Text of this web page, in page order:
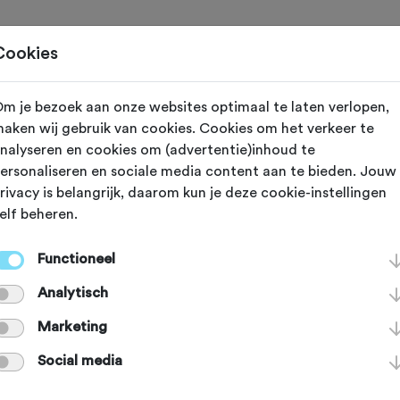
Gewijzigd op 31 december 2023
tochten
niet mag
bossen, heuvels:
zijn
je bezoek aan onze websites optimaal te laten verlopen,
wij gebruik van cookies. Cookies om het verkeer te
en cookies om (advertentie)inhoud te
en sociale media content aan te bieden. Jouw
is belangrijk, daarom kun je deze cookie-instellingen
beheren.
Functioneel
Analytisch
Marketing
Social media